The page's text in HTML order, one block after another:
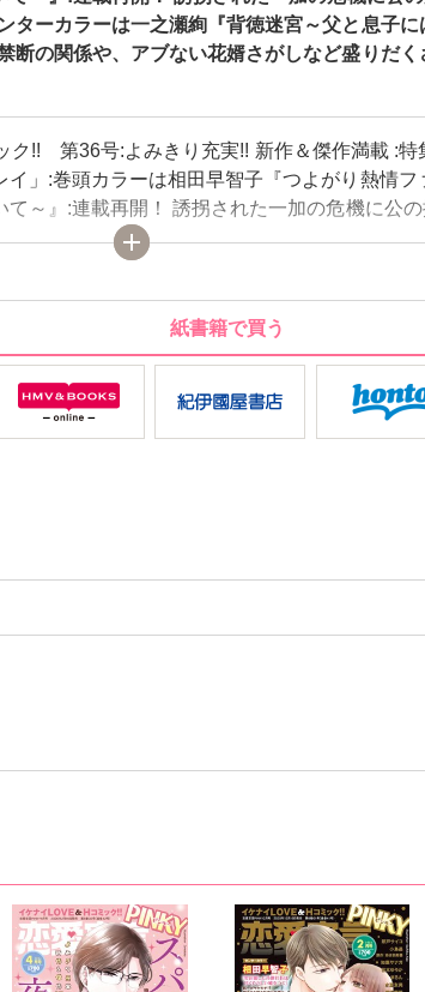
ターカラーは一之瀬絢『背徳迷宮～父と息子に
断の関係や、アブない花婿さがしなど盛りだく
ク!! 第36号:よみきり充実!! 新作＆傑作満載 :特
イ」:巻頭カラーは相田早智子『つよがり熱情フ
て～』:連載再開！ 誘拐された一加の危機に公の
ターカラーは一之瀬絢『背徳迷宮～父と息子に
断の関係や、アブない花婿さがしなど盛りだく
紙書籍で買う